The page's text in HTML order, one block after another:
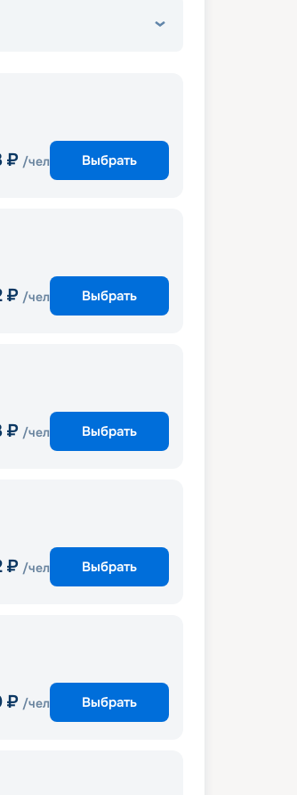
₽ /чел Выбрать
₽ /чел Выбрать
₽ /чел Выбрать
₽ /чел Выбрать
₽ /чел Выбрать